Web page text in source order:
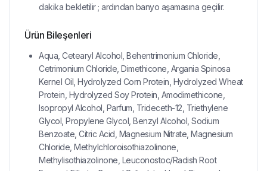
dakika bekletilir ; ardından banyo aşamasına geçilir.
Ürün Bileşenleri
Aqua, Cetearyl Alcohol, Behentrimonium Chloride,
Cetrimonium Chloride, Dimethicone, Argania Spinosa
Kernel Oil, Hydrolyzed Corn Protein, Hydrolyzed Wheat
Protein, Hydrolyzed Soy Protein, Amodimethicone,
Isopropyl Alcohol, Parfum, Trideceth-12, Triethylene
Glycol, Propylene Glycol, Benzyl Alcohol, Sodium
Benzoate, Citric Acid, Magnesium Nitrate, Magnesium
Chloride, Methylchloroisothiazolinone,
Methylisothiazolinone, Leuconostoc/Radish Root